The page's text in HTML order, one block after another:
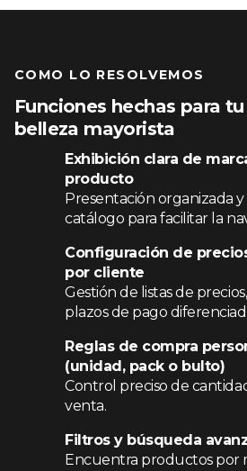
COMO LO RESOLVEMOS
Funciones hechas para
belleza mayorista
Exhibición clara de
producto
Presentación organizada y
catálogo para facilitar la
Configuración de
por cliente
Gestión de listas de
plazos de pago
Reglas de compra
(unidad, pack o bulto)
Control preciso de
venta.
Filtros y búsqueda
Encuentra productos por